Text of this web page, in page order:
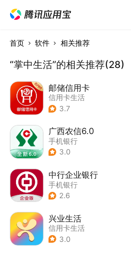
首页 软件 相关推荐
“掌中生活”的相关推荐(28)
邮储信用卡
信用卡生活
3.7
广西农信6.0
手机银行
3.0
中行企业银行
手机银行
2.6
兴业生活
信用卡生活
3.0